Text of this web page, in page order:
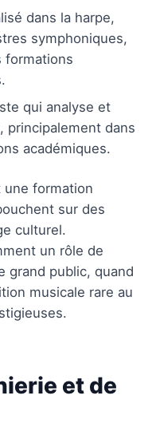
dans la harpe,
symphoniques,
formations
qui analyse et
dans
académiques.
une formation
sur des
culturel.
un rôle de
grand public, quand
musicale rare au
et de